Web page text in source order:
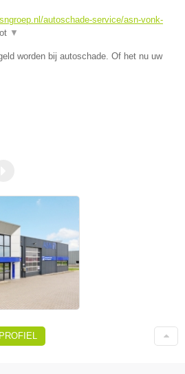
autoschade-service/asn-vonk-
▼
worden bij autoschade. Of het nu uw